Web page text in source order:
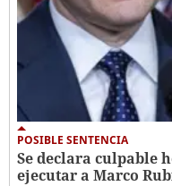
POSIBLE SENTENCIA
Se declara culpable
ejecutar a Marco